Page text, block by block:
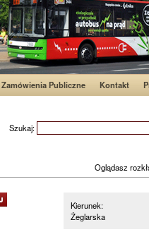
Zamówienia Publiczne Kontakt
Szukaj:
Oglądasz
Kierunek:
Żeglarska